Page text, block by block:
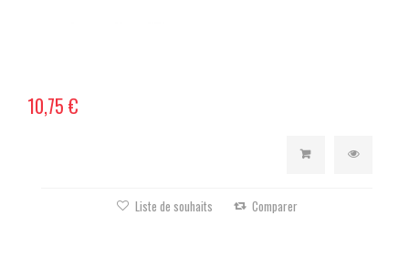
10,75 €
Liste de souhaits Comparer